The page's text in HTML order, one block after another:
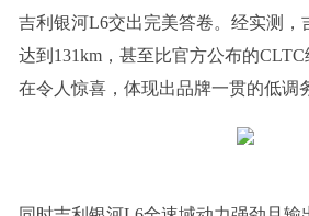
吉利银河L6交出完美答卷。经实测，
达到131km，甚至比官方公布的
在令人惊喜，体现出品牌一贯的低调